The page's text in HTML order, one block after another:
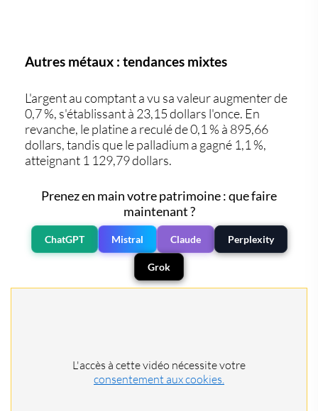
Autres métaux : tendances mixtes
L'argent au comptant a vu sa valeur augmenter de
0,7 %, s'établissant à 23,15 dollars l'once. En
revanche, le platine a reculé de 0,1 % à 895,66
dollars, tandis que le palladium a gagné 1,1 %,
atteignant 1 129,79 dollars.
Prenez en main votre patrimoine : que faire
maintenant ?
ChatGPT Mistral Claude Perplexity
Grok
L'accès à cette vidéo nécessite votre
consentement aux cookies.